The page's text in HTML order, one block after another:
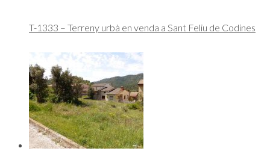
T-1333 – Terreny urbà en venda a Sant Feliu de Codines